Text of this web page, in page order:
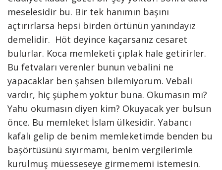
meselesidir bu. Bir tek hanımın başını
açtırırlarsa hepsi birden örtünün yanındayız
demelidir. Höt deyince kaçarsanız cesaret
bulurlar. Koca memleketi çıplak hale getirirler.
Bu fetvaları verenler bunun vebalini ne
yapacaklar ben şahsen bilemiyorum. Vebali
vardır, hiç şüphem yoktur buna. Okumasın mı?
Yahu okumasın diyen kim? Okuyacak yer bulsun
önce. Bu memleket İslam ülkesidir. Yabancı
kafalı gelip de benim memleketimde benden bu
başörtüsünü sıyırmamı, benim vergilerimle
kurulmuş müesseseye girmememi istemesin.